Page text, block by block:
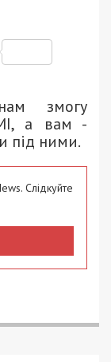
змогу
а вам -
під ними.
Слідкуйте